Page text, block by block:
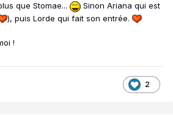
que Stomae...
Sinon Ariana qui est
), puis Lorde qui fait son entrée.
!
2